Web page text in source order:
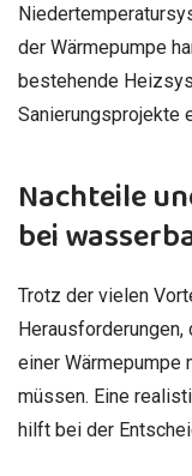
der Wärmepumpe
bestehende
Sanierungsprojekte
Nachteile
bei
Trotz der vielen
einer Wärmepumpe
müssen. Eine
hilft bei der